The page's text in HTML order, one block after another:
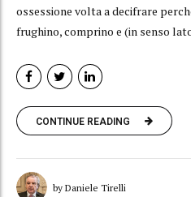
ossessione volta a decifrare
frughino, comprino e (in senso
CONTINUE READING
by Daniele Tirelli